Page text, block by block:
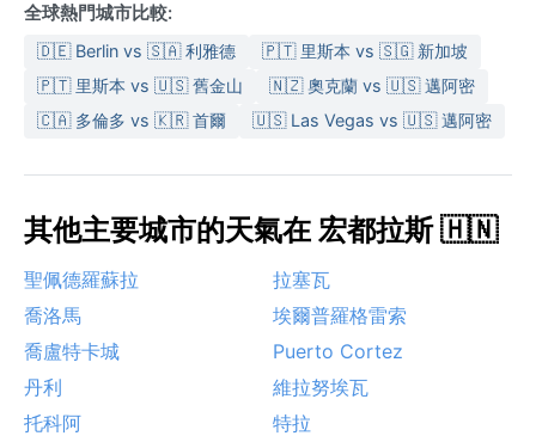
全球熱門城市比較:
🇩🇪 Berlin vs 🇸🇦 利雅德
🇵🇹 里斯本 vs 🇸🇬 新加坡
🇵🇹 里斯本 vs 🇺🇸 舊金山
🇳🇿 奧克蘭 vs 🇺🇸 邁阿密
🇨🇦 多倫多 vs 🇰🇷 首爾
🇺🇸 Las Vegas vs 🇺🇸 邁阿密
其他主要城市的天氣在 宏都拉斯 🇭🇳
聖佩德羅蘇拉
拉塞瓦
喬洛馬
埃爾普羅格雷索
喬盧特卡城
Puerto Cortez
丹利
維拉努埃瓦
托科阿
特拉